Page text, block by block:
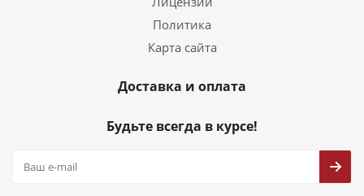
Политика
Карта сайта
Доставка и оплата
Будьте всегда в курсе!